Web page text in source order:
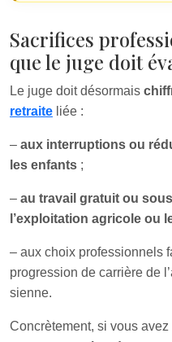
Sacrifices
que le juge doit
Le juge doit désormais
retraite liée :
– aux interruptions ou
les enfants ;
– au travail gratuit ou
l’exploitation agricole ou
– aux choix professionnels
progression de carrière de
sienne.
Concrètement, si vous avez